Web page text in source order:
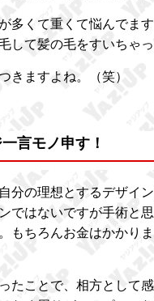
多くて重くて悩んでま
して髪の毛をすいちゃっ
きますよね。（笑）
言モノ申す！
分の理想とするデザイ
ではないですが手術と
もちろんお金はかかり
たことで、相方として